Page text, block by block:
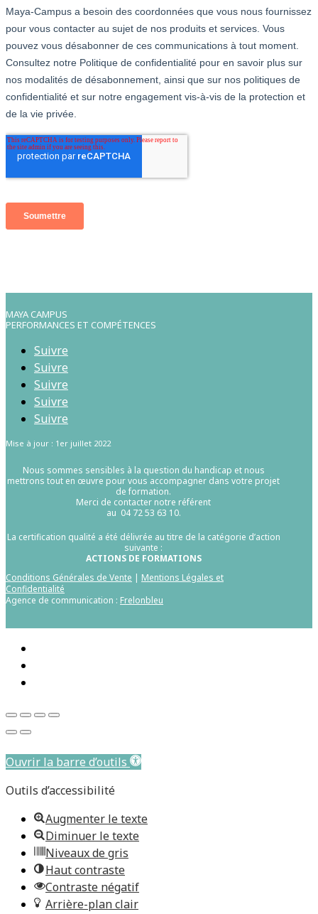
MAYA CAMPUS
PERFORMANCES ET COMPÉTENCES
Suivre
Suivre
Suivre
Suivre
Suivre
Mise à jour : 1er juillet 2022
Nous sommes sensibles à la question du handicap et nous
mettrons tout en œuvre pour vous accompagner dans votre projet
de formation.
Merci de contacter notre référent
au 04 72 53 63 10.
La certification qualité a été délivrée au titre de la catégorie d’action
suivante :
ACTIONS DE FORMATIONS
Conditions Générales de Vente | Mentions Légales et
Confidentialité
Agence de communication : Frelonbleu
Ouvrir la barre d’outils
Outils d’accessibilité
Augmenter le texte
Diminuer le texte
Niveaux de gris
Haut contraste
Contraste négatif
Arrière-plan clair